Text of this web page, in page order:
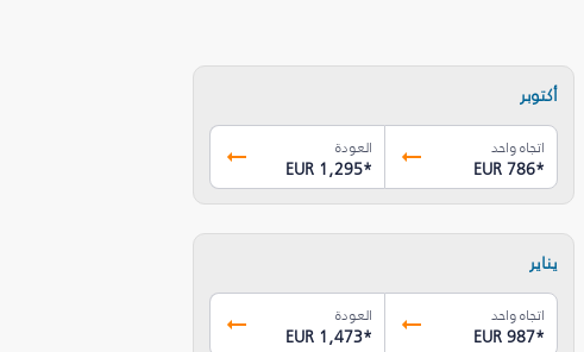
أكتوبر
اتجاه واحد
EUR 786*
العودة
EUR 1,295*
يناير
اتجاه واحد
EUR 987*
العودة
EUR 1,473*